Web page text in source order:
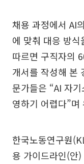
채용 과정에서 AI
에 맞춰 대응 방
따르면 구직자의
개서를 작성해 본
문가들은 “AI 자
영하기 어렵다”며
한국노동연구원
용 가이드라인(안